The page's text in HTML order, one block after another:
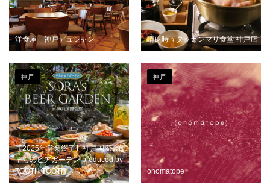
洋食屋 神戸デュシャン 晴レ時々タッカンマリ食堂 神戸店
【2025年営業終了】神戸国際会館
そらのビアガーデン produced by
TOOTH TOOTH
神戸
onomatope
神戸